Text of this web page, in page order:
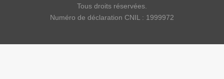
Tous droits réservées.
Numéro de déclaration CNIL : 1999972